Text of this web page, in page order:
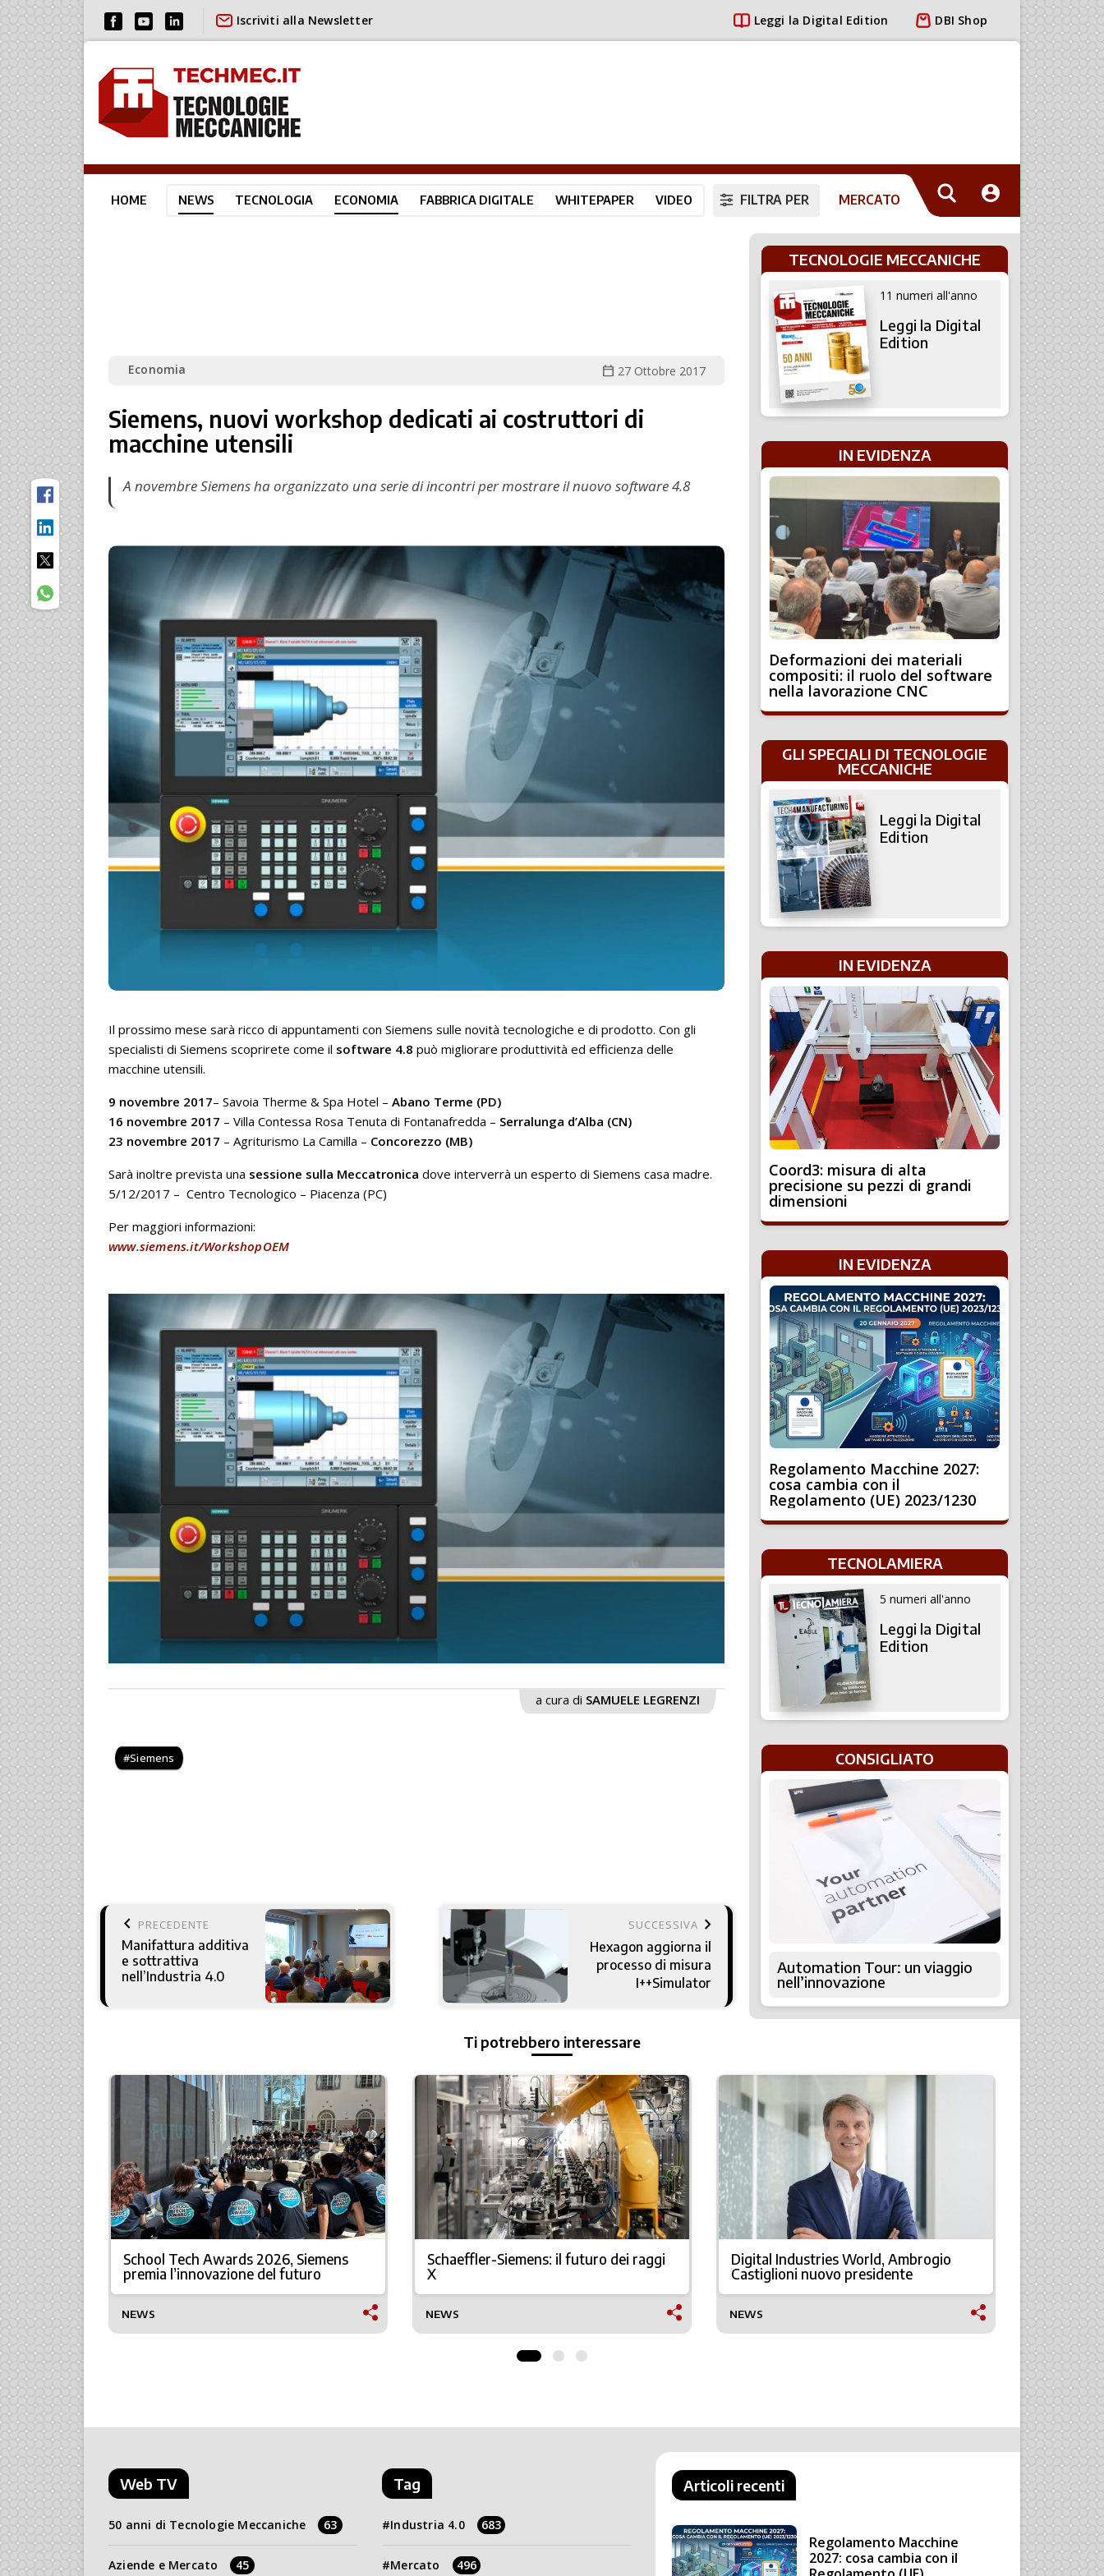
Iscriviti alla Newsletter Leggi la Digital Edition DBI Shop
HOME NEWS TECNOLOGIA ECONOMIA FABBRICA DIGITALE WHITEPAPER VIDEO FILTRA PER MERCATO
Economia calendar_today 27 Ottobre 2017
Siemens, nuovi workshop dedicati ai costruttori di
macchine utensili
A novembre Siemens ha organizzato una serie di incontri per mostrare il nuovo software 4.8
Il prossimo mese sarà ricco di appuntamenti con Siemens sulle novità tecnologiche e di prodotto. Con gli
specialisti di Siemens scoprirete come il software 4.8 può migliorare produttività ed efficienza delle
macchine utensili.
9 novembre 2017– Savoia Therme & Spa Hotel – Abano Terme (PD)
16 novembre 2017 – Villa Contessa Rosa Tenuta di Fontanafredda – Serralunga d’Alba (CN)
23 novembre 2017 – Agriturismo La Camilla – Concorezzo (MB)
Sarà inoltre prevista una sessione sulla Meccatronica dove interverrà un esperto di Siemens casa madre.
5/12/2017 – Centro Tecnologico – Piacenza (PC)
Per maggiori informazioni:
www.siemens.it/WorkshopOEM
a cura di SAMUELE LEGRENZI
Siemens
keyboard_arrow_left PRECEDENTE
Manifattura additiva
e sottrattiva
nell’Industria 4.0
SUCCESSIVA keyboard_arrow_right
Hexagon aggiorna il
processo di misura
I++Simulator
TECNOLOGIE MECCANICHE
11 numeri all'anno
Leggi la Digital
Edition
IN EVIDENZA
Deformazioni dei materiali
compositi: il ruolo del software
nella lavorazione CNC
GLI SPECIALI DI TECNOLOGIE
MECCANICHE
Leggi la Digital
Edition
IN EVIDENZA
Coord3: misura di alta
precisione su pezzi di grandi
dimensioni
IN EVIDENZA
Regolamento Macchine 2027:
cosa cambia con il
Regolamento (UE) 2023/1230
TECNOLAMIERA
5 numeri all'anno
Leggi la Digital
Edition
CONSIGLIATO
Automation Tour: un viaggio
nell’innovazione
Ti potrebbero interessare
dell’IA
School Tech Awards 2026, Siemens
premia l’innovazione del futuro
NEWS
Schaeffler-Siemens: il futuro dei raggi
X
NEWS
Digital Industries World, Ambrogio
Castiglioni nuovo presidente
NEWS
Siemens
unire
Web TV
50 anni di Tecnologie Meccaniche 63
Aziende e Mercato 45
Tag
Industria 4.0 683
Mercato 496
Articoli recenti
Regolamento Macchine
2027: cosa cambia con il